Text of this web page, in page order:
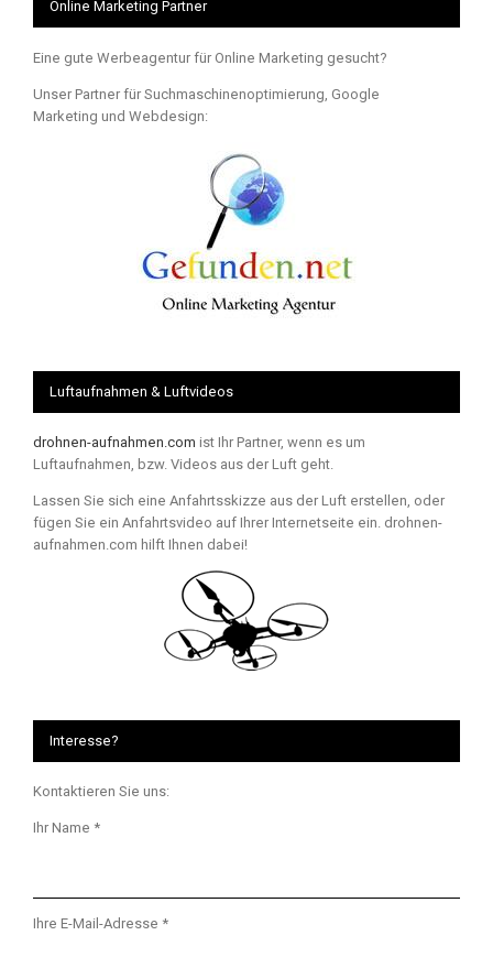
Online Marketing Partner
Eine gute Werbeagentur für Online Marketing gesucht?
Unser Partner für Suchmaschinenoptimierung, Google
Marketing und Webdesign:
Luftaufnahmen & Luftvideos
drohnen-aufnahmen.com ist Ihr Partner, wenn es um
Luftaufnahmen, bzw. Videos aus der Luft geht.
Lassen Sie sich eine Anfahrtsskizze aus der Luft erstellen, oder
fügen Sie ein Anfahrtsvideo auf Ihrer Internetseite ein. drohnen-
aufnahmen.com hilft Ihnen dabei!
Interesse?
Kontaktieren Sie uns:
Ihr Name *
Ihre E-Mail-Adresse *